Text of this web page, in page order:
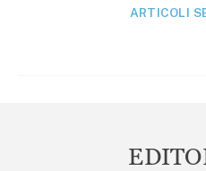
ARTICOLI